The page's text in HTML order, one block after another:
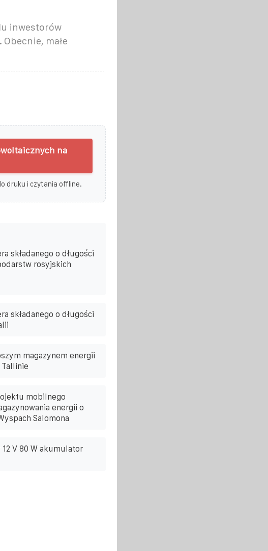
inwestorów
małe
na
druku i czytania offline.
składanego o długości
rosyjskich
składanego o długości
magazynem energii
Tallinie
mobilnego
energii o
Salomona
12 V 80 W akumulator